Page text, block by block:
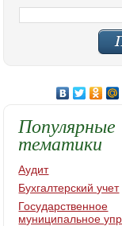
Популярные
тематики
Аудит
Бухгалтерский учет
Государственное
муниципальное